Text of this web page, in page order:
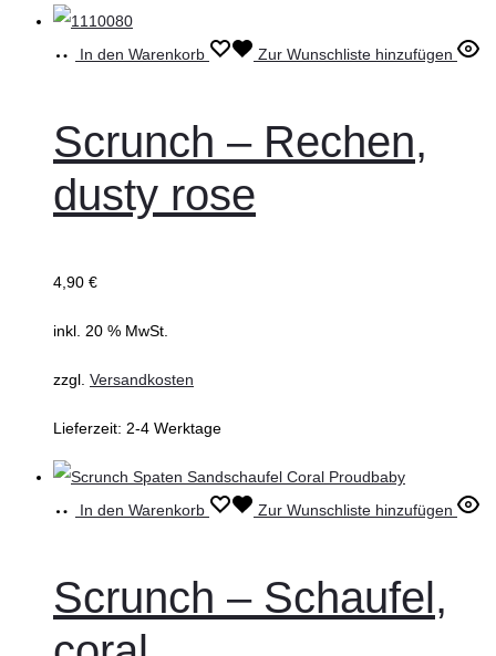
In den Warenkorb Zur Wunschliste hinzufügen
Scrunch – Rechen,
dusty rose
4,90 €
inkl. 20 % MwSt.
zzgl. Versandkosten
Lieferzeit: 2-4 Werktage
In den Warenkorb Zur Wunschliste hinzufügen
Scrunch – Schaufel,